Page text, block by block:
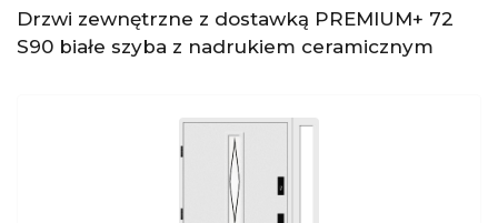
Drzwi zewnętrzne z dostawką PREMIUM+ 72
S90 białe szyba z nadrukiem ceramicznym